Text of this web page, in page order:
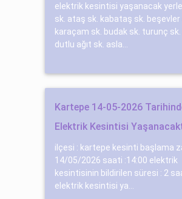
elektrik kesintisi yaşanacak
sk. ataş sk. kabataş sk. beşevler
karaçam sk. budak sk. turunç sk.
dutlu ağıt sk. asla...
Kartepe 14-05-2026
Elektrik Kesintisi
ilçesi : kartepe kesinti başlama
14/05/2026 saati :14:00 elektrik
kesintisinin bildirilen süresi : 2
elektrik kesintisi ya...